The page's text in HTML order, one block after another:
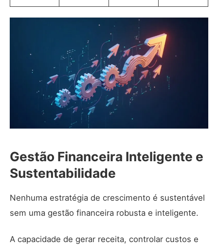
Gestão Financeira Inteligente e
Sustentabilidade
Nenhuma estratégia de crescimento é sustentável
sem uma gestão financeira robusta e inteligente.
A capacidade de gerar receita, controlar custos e